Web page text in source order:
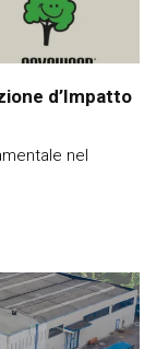
d’Impatto
nel